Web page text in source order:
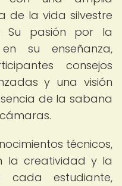
de la vida silvestre
Su pasión por la
su enseñanza,
consejos
y una visión
de la sabana
técnicos,
la creatividad y la
cada estudiante,